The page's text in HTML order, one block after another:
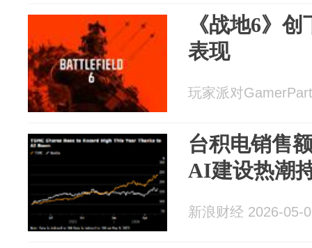
《战地6》
表现
玩家派对
台积电销售
AI建设热潮
新浪财经 2026-05-